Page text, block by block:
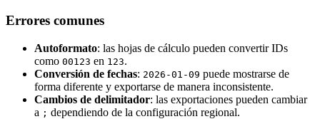
Errores comunes
Autoformato: las hojas de cálculo pueden convertir IDs
como 00123 en 123.
Conversión de fechas: 2026-01-09 puede mostrarse de
forma diferente y exportarse de manera inconsistente.
Cambios de delimitador: las exportaciones pueden cambiar
a ; dependiendo de la configuración regional.